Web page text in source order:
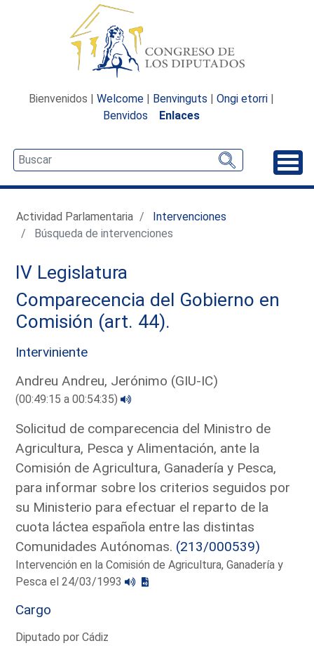
Bienvenidos | Welcome | Benvinguts | Ongi etorri |
Benvidos
Enlaces
Actividad Parlamentaria
Intervenciones
Búsqueda de intervenciones
IV Legislatura
Comparecencia del Gobierno en
Comisión (art. 44).
Interviniente
Andreu Andreu, Jerónimo (GIU-IC)
(00:49:15 a 00:54:35)
Solicitud de comparecencia del Ministro de
Agricultura, Pesca y Alimentación, ante la
Comisión de Agricultura, Ganadería y Pesca,
para informar sobre los criterios seguidos por
su Ministerio para efectuar el reparto de la
cuota láctea española entre las distintas
Comunidades Autónomas. (213/000539)
Intervención en la Comisión de Agricultura, Ganadería y
Pesca el 24/03/1993
Cargo
Diputado por Cádiz